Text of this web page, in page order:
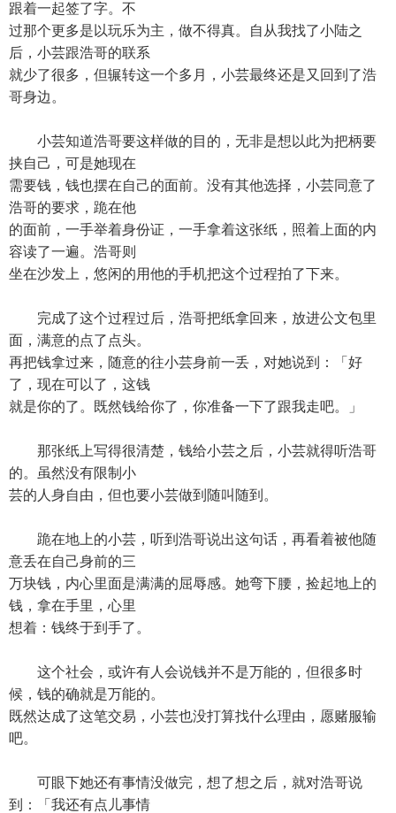
跟着一起签了字。不
过那个更多是以玩乐为主，做不得真。自从我找了小陆之
后，小芸跟浩哥的联系
就少了很多，但辗转这一个多月，小芸最终还是又回到了浩
哥身边。
小芸知道浩哥要这样做的目的，无非是想以此为把柄要
挟自己，可是她现在
需要钱，钱也摆在自己的面前。没有其他选择，小芸同意了
浩哥的要求，跪在他
的面前，一手举着身份证，一手拿着这张纸，照着上面的内
容读了一遍。浩哥则
坐在沙发上，悠闲的用他的手机把这个过程拍了下来。
完成了这个过程过后，浩哥把纸拿回来，放进公文包里
面，满意的点了点头。
再把钱拿过来，随意的往小芸身前一丢，对她说到：「好
了，现在可以了，这钱
就是你的了。既然钱给你了，你准备一下了跟我走吧。」
那张纸上写得很清楚，钱给小芸之后，小芸就得听浩哥
的。虽然没有限制小
芸的人身自由，但也要小芸做到随叫随到。
跪在地上的小芸，听到浩哥说出这句话，再看着被他随
意丢在自己身前的三
万块钱，内心里面是满满的屈辱感。她弯下腰，捡起地上的
钱，拿在手里，心里
想着：钱终于到手了。
这个社会，或许有人会说钱并不是万能的，但很多时
候，钱的确就是万能的。
既然达成了这笔交易，小芸也没打算找什么理由，愿赌服输
吧。
可眼下她还有事情没做完，想了想之后，就对浩哥说
到：「我还有点儿事情